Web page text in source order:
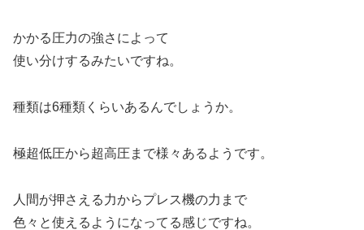
かかる圧力の強さによって
使い分けするみたいですね。
種類は6種類くらいあるんでしょうか。
極超低圧から超高圧まで様々あるようです。
人間が押さえる力からプレス機の力まで
色々と使えるようになってる感じですね。